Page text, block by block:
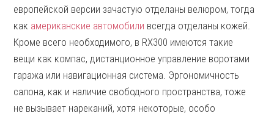
европейской версии зачастую отделаны велюром, тогда
как американские автомобили всегда отделаны кожей.
Кроме всего необходимого, в RX300 имеются такие
вещи как компас, дистанционное управление воротами
гаража или навигационная система. Эргономичность
салона, как и наличие свободного пространства, тоже
не вызывает нареканий, хотя некоторые, особо